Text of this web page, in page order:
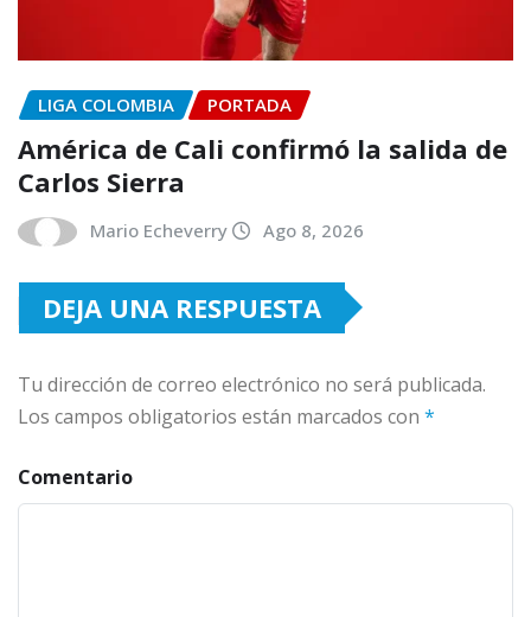
LIGA COLOMBIA PORTADA
América de Cali confirmó la salida de
Carlos Sierra
Mario Echeverry Ago 8, 2026
DEJA UNA RESPUESTA
Tu dirección de correo electrónico no será publicada.
Los campos obligatorios están marcados con *
Comentario